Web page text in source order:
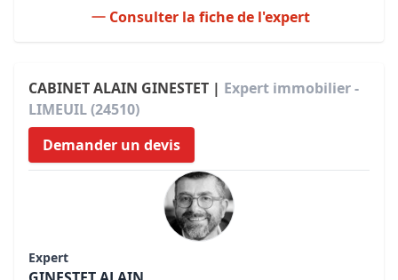
Consulter la fiche de l'expert
CABINET ALAIN GINESTET | Expert immobilier -
LIMEUIL (24510)
Demander un devis
Expert